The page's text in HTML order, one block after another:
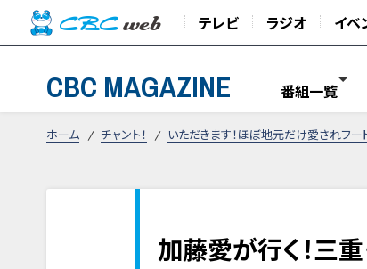
テレビ ラジオ イベ
CBC MAGAZINE 番組一覧
ホーム チャント！ いただきます！ほぼ地元だけ愛されフー
加藤愛が行く！三